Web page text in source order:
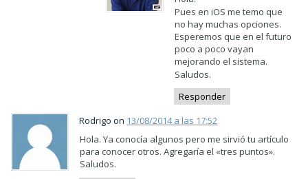
Pues en iOS me temo que
no hay muchas opciones.
Esperemos que en el futuro
poco a poco vayan
mejorando el sistema.
Saludos.
Responder
Rodrigo on 13/08/2014 a las 17:52
Hola. Ya conocía algunos pero me sirvió tu artículo
para conocer otros. Agregaría el «tres puntos».
Saludos.